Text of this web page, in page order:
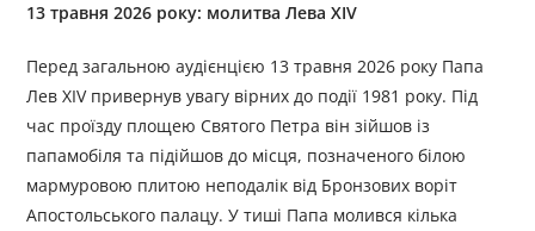
13 травня 2026 року: молитва Лева XIV
Перед загальною аудієнцією 13 травня 2026 року Папа
Лев XIV привернув увагу вірних до події 1981 року. Під
час проїзду площею Святого Петра він зійшов із
папамобіля та підійшов до місця, позначеного білою
мармуровою плитою неподалік від Бронзових воріт
Апостольського палацу. У тиші Папа молився кілька